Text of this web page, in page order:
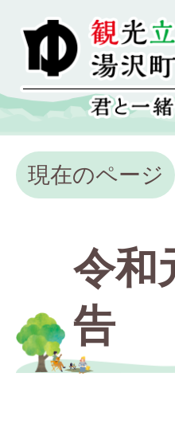
現在のページ
令和
告